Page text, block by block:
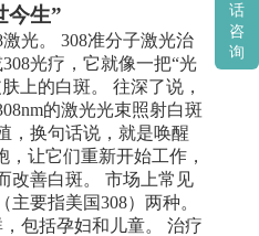
今生”
光。 308准分子激光治
光疗，它就像一把“光
上的白斑。 往深了说，
的激光光束照射白斑
，换句话说，就是唤醒
，让它们重新开始工作，
改善白斑。 市场上常见
主要指美国308）两种。
包括孕妇和儿童。 治疗
话
咨
询